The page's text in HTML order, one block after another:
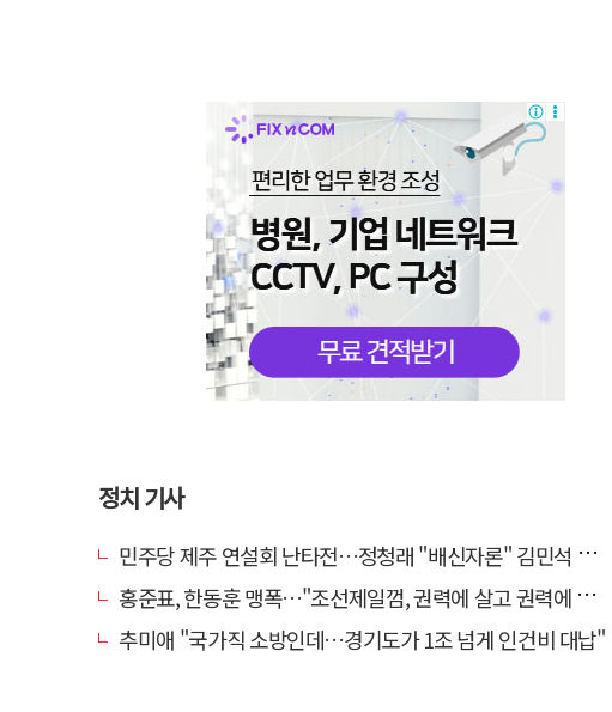
정치 기사
민주당 제주 연설회 난타전…정청래 "배신자론" 김민석 "관리 무능"
홍준표, 한동훈 맹폭…"조선제일껌, 권력에 살고 권력에 죽었다"
추미애 "국가직 소방인데…경기도가 1조 넘게 인건비 대납"